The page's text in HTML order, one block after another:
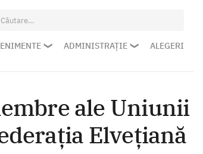
ADMINISTRAȚIE ALEGERI
ale Uniunii
Elvețiană